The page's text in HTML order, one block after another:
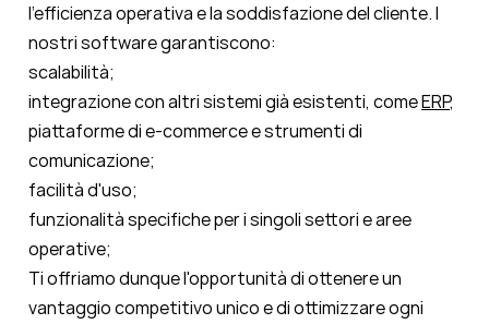
l'efficienza operativa e la soddisfazione del cliente. I
nostri software garantiscono:
scalabilità;
integrazione con altri sistemi già esistenti, comeERP,
piattaforme di e-commerce e strumenti di
comunicazione;
facilità d'uso;
funzionalità specifiche per i singoli settori e aree
operative;
Ti offriamo dunque l'opportunità di ottenere un
vantaggio competitivo unico e di ottimizzare ogni